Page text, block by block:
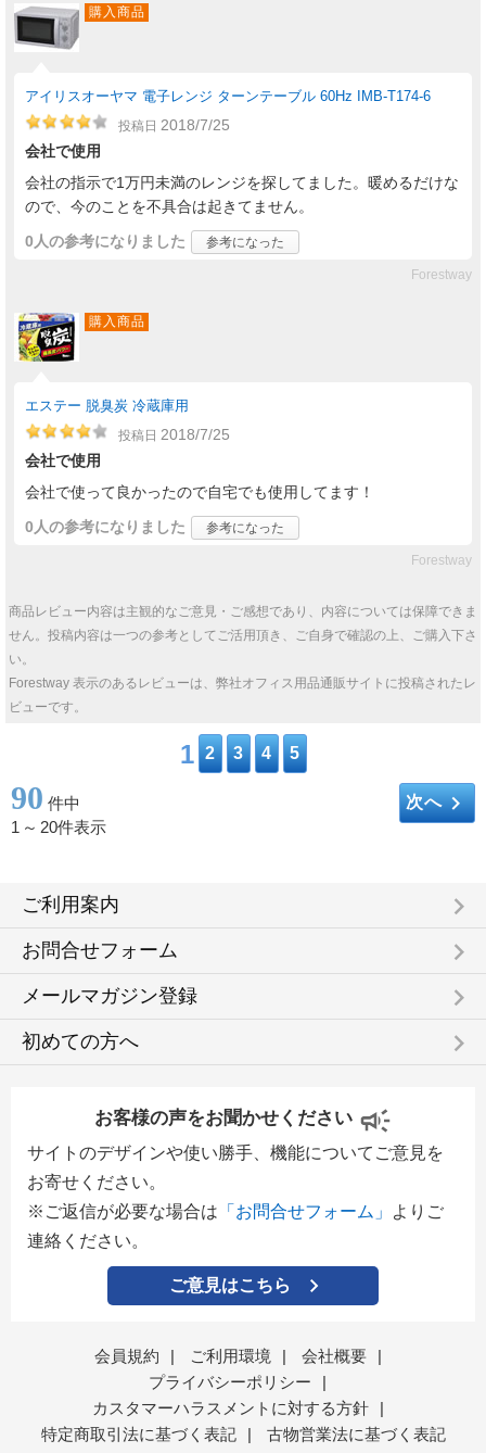
購入商品
アイリスオーヤマ 電子レンジ ターンテーブル 60Hz IMB-T174-6
投稿日 2018/7/25
会社で使用
会社の指示で1万円未満のレンジを探してました。暖めるだけな
ので、今のことを不具合は起きてません。
0人の参考になりました 参考になった
Forestway
購入商品
エステー 脱臭炭 冷蔵庫用
投稿日 2018/7/25
会社で使用
会社で使って良かったので自宅でも使用してます！
0人の参考になりました 参考になった
Forestway
商品レビュー内容は主観的なご意見・ご感想であり、内容については保障できま
せん。投稿内容は一つの参考としてご活用頂き、ご自身で確認の上、ご購入下さ
い。
Forestway 表示のあるレビューは、弊社オフィス用品通販サイトに投稿されたレ
ビューです。
1 2 3 4 5
90 件中
1 ～ 20件表示
次へkeyboard_arrow_right
ご利用案内 keyboard_arrow_right
お問合せフォーム keyboard_arrow_right
メールマガジン登録 keyboard_arrow_right
初めての方へ keyboard_arrow_right
お客様の声をお聞かせください
サイトのデザインや使い勝手、機能についてご意見を
お寄せください。
※ご返信が必要な場合は 「お問合せフォーム」
よりご
連絡ください。
ご意見はこちら
会員規約 | ご利用環境 | 会社概要
|
プライバシーポリシー
|
カスタマーハラスメントに対する方針
|
特定商取引法に基づく表記
| 古物営業法に基づく表記